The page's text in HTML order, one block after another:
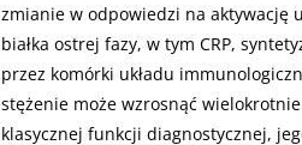
zmianie w odpowiedzi na aktywację
białka ostrej fazy, w tym CRP,
przez komórki układu
stężenie może wzrosnąć
klasycznej funkcji diagnostycznej,